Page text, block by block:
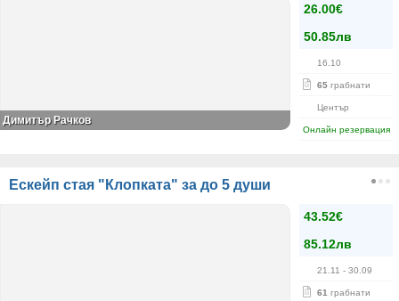
26.00€
50.85лв
16.10
65 грабнати
Център
Онлайн резервация
Димитър Рачков
Ескейп стая "Клопката" за до 5 души
43.52€
85.12лв
21.11 - 30.09
61 грабнати